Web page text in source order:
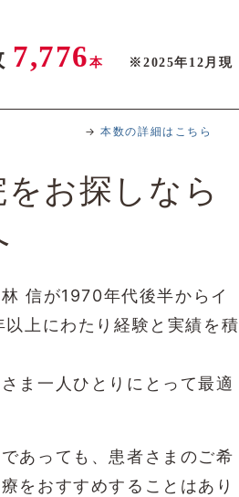
7,776 本 ※2025年12月現
→本数の詳細はこちら
をお探しなら
信が1970年代後半からイ
上にわたり経験と実績を積
ま一人ひとりにとって最適
あっても、患者さまのご希
をおすすめすることはあり